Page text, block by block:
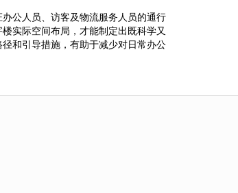
公人员、访客及物流服务人员的通行
实际空间布局，才能制定出既科学又
和引导措施，有助于减少对日常办公